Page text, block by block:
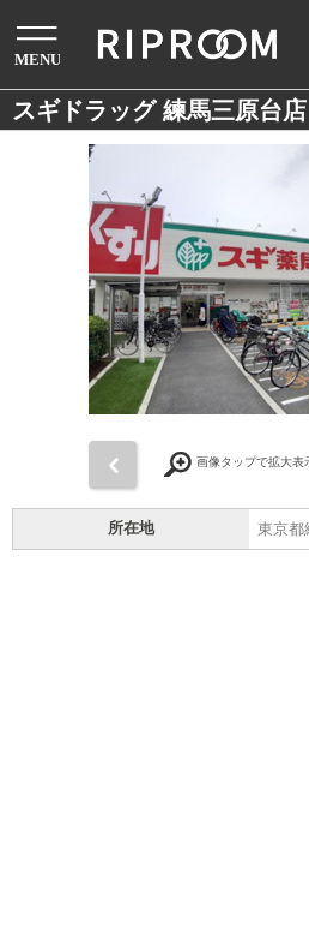
スギドラッグ 練馬三原台店
画像タップで拡大表
所在地 東京都